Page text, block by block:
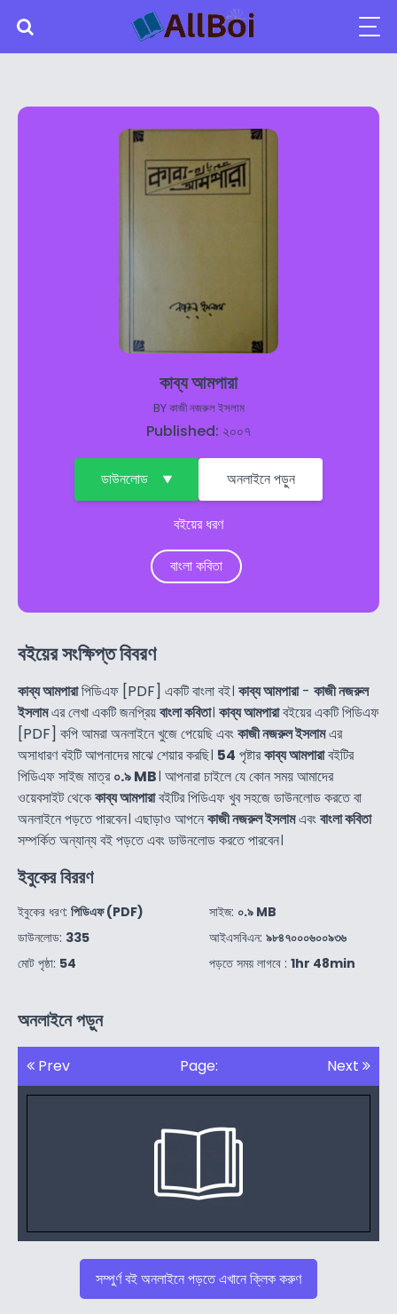
কাব্য আমপারা
BYকাজী নজরুল ইসলাম
Published: ২০০৭
ডাউনলোড অনলাইনে পড়ুন
বইয়ের ধরণ
বাংলা কবিতা
বইয়ের সংক্ষিপ্ত বিবরণ
কাব্য আমপারাপিডিএফ [PDF] একটি বাংলা বই। কাব্য আমপারা- কাজী নজরুল
ইসলামএর লেখা একটি জনপ্রিয়বাংলা কবিতা। কাব্য আমপারাবইয়ের একটি পিডিএফ
[PDF] কপি আমরা অনলাইনে খুজে পেয়েছি এবংকাজী নজরুল ইসলামএর
অসাধারণ বইটি আপনাদের মাঝে শেয়ার করছি। 54 পৃষ্টারকাব্য আমপারাবইটির
পিডিএফ সাইজ মাত্র০.৯ MB। আপনারা চাইলে যে কোন সময় আমাদের
ওয়েবসাইট থেকেকাব্য আমপারাবইটির পিডিএফ খুব সহজে ডাউনলোড করতে বা
অনলাইনে পড়তে পারবেন। এছাড়াও আপনেকাজী নজরুল ইসলামএবংবাংলা কবিতা
সম্পর্কিত অন্যান্য বই পড়তে এবং ডাউনলোড করতে পারবেন।
ইবুকের বিররণ
ইবুকের ধরণ: পিডিএফ (PDF)
ডাউনলোড: 335
মোট পৃষ্ঠা: 54
সাইজ: ০.৯ MB
আইএসবিএন: ৯৮৪৭০০০৬০০৯৩৬
পড়তে সময় লাগবে : 1hr 48min
অনলাইনে পড়ুন
Prev Page: Next
সম্পুর্ণ বই অনলাইনে পড়তে এখানে ক্লিক করুণ